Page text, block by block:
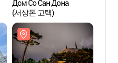
Дом Со Сан Дона
(서상돈 고택)